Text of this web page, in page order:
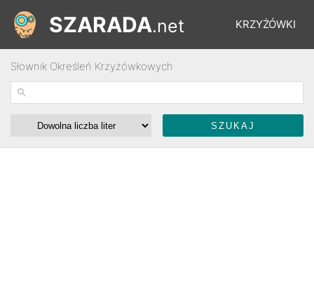
KRZYŻÓWKI
ŁAMIGŁÓWKI
SZARADA.net
Słownik Określeń Krzyżówkowych